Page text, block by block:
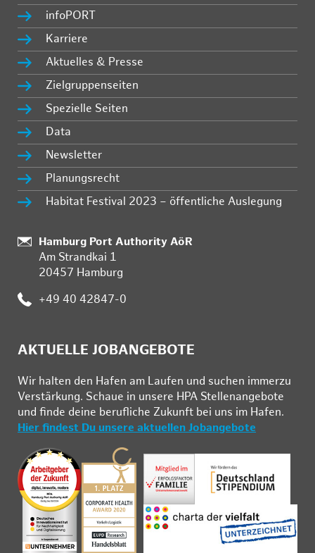
infoPORT
Karriere
Aktuelles & Presse
Zielgruppenseiten
Spezielle Seiten
Data
Newsletter
Planungsrecht
Habitat Festival 2023 – öffentliche Auslegung
Standort:
Hamburg Port Authority AöR
Am Strandkai 1
20457 Hamburg
Telefon:
+49 40 42847-0
AKTUELLE JOBANGEBOTE
Wir hal­ten den Ha­fen am Lau­fen und su­chen im­mer­zu
Ver­stär­kung. Schau­e in un­se­re HPA Stel­len­an­ge­bo­te
und fin­de deine be­ruf­li­che Zu­kunft bei uns im Ha­fen.
Hier findest Du unsere aktuellen Jobangebote